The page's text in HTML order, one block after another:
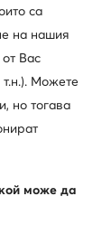
са
на нашия
Вас
Можете
но тогава
може да